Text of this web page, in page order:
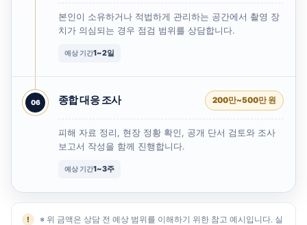
본인이 소유하거나 적법하게 관리하는 공간에서 촬영 장
치가 의심되는 경우 점검 범위를 상담합니다.
예상 기간1~2일
종합 대응 조사 200만~500만 원
피해 자료 정리, 현장 정황 확인, 공개 단서 검토와 조사
보고서 작성을 함께 진행합니다.
예상 기간1~3주
※ 위 금액은 상담 전 예상 범위를 이해하기 위한 참고 예시입니다. 실